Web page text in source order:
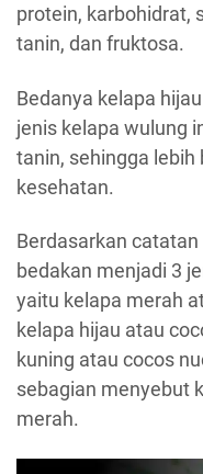
protein, karbohidrat,
tanin, dan fruktosa.
Bedanya kelapa
jenis kelapa wulung
tanin, sehingga
kesehatan.
Berdasarkan
bedakan menjadi 3
yaitu kelapa merah
kelapa hijau atau
kuning atau cocos
sebagian menyebut
merah.